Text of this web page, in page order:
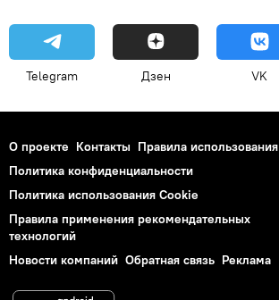
Telegram Дзен VK
О проекте Контакты Правила использования
Политика конфиденциальности
Политика использования Cookie
Правила применения рекомендательных
технологий
Новости компаний Обратная связь Реклама